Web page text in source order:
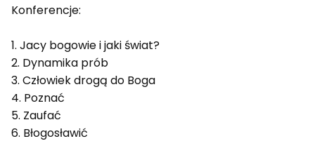
Konferencje:
1. Jacy bogowie i jaki świat?
2. Dynamika prób
3. Człowiek drogą do Boga
4. Poznać
5. Zaufać
6. Błogosławić